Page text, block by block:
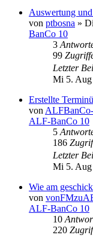
Auswertung
von ptbosna »
BanCo 10
3
99
Letzter
Mi 5. Aug
Erstellte
von
ALF-BanCo 10
5
186
Letzter
Mi 5. Aug
Wie am
von
ALF-BanCo 10
10
220